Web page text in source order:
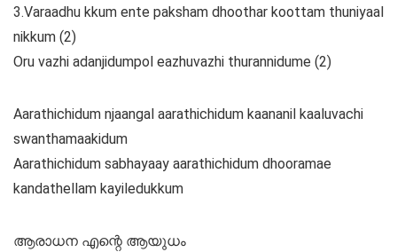
3.Varaadhu kkum ente paksham dhoothar koottam thuniyaal
nikkum (2)
Oru vazhi adanjidumpol eazhuvazhi thurannidume (2)
Aarathichidum njaangal aarathichidum kaananil kaaluvachi
swanthamaakidum
Aarathichidum sabhayaay aarathichidum dhooramae
kandathellam kayiledukkum
ആരാധന എന്റെ ആയുധം